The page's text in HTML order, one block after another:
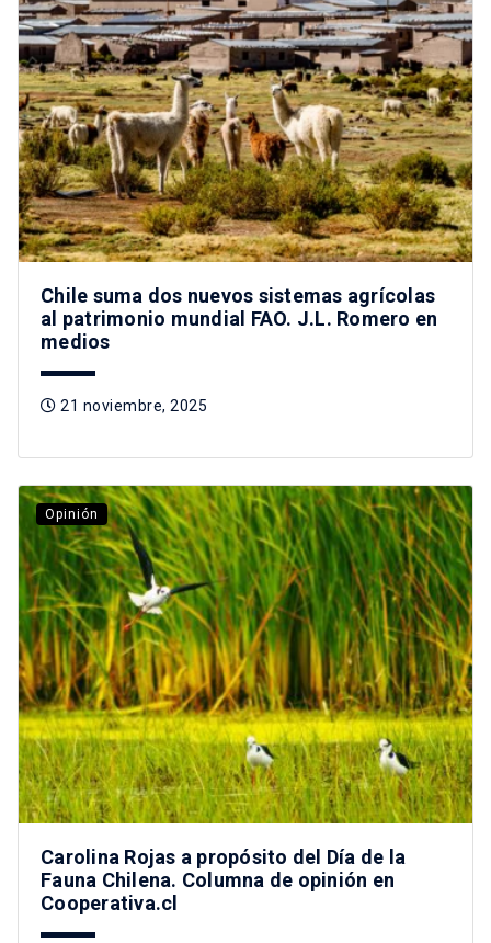
Chile suma dos nuevos sistemas agrícolas
al patrimonio mundial FAO. J.L. Romero en
medios
21 noviembre, 2025
Opinión
Carolina Rojas a propósito del Día de la
Fauna Chilena. Columna de opinión en
Cooperativa.cl